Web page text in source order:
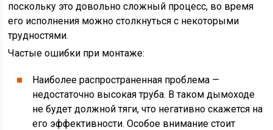
поскольку это довольно сложный процесс, во время
его исполнения можно столкнуться с некоторыми
трудностями.
Частые ошибки при монтаже:
Наиболее распространенная проблема —
недостаточно высокая труба. В таком дымоходе
не будет должной тяги, что негативно скажется на
его эффективности. Особое внимание стоит